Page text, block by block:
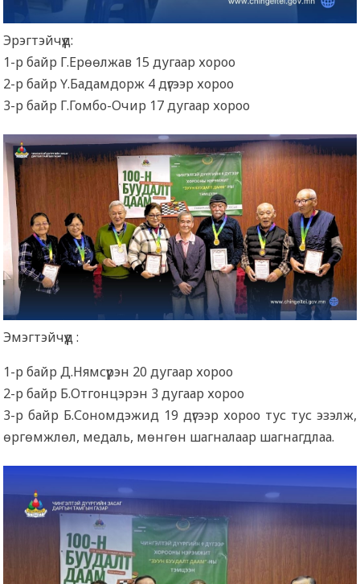
Эрэгтэйчүүд:
1-р байр Г.Ерөөлжав 15 дугаар хороо
2-р байр Ү.Бадамдорж 4 дүгээр хороо
3-р байр Г.Гомбо-Очир 17 дугаар хороо
Эмэгтэйчүүд :
1-р байр Д.Нямсүрэн 20 дугаар хороо
2-р байр Б.Отгонцэрэн 3 дугаар хороо
3-р байр Б.Сономдэжид 19 дүгээр хороо тус тус эзэлж,
өргөмжлөл, медаль, мөнгөн шагналаар шагнагдлаа.